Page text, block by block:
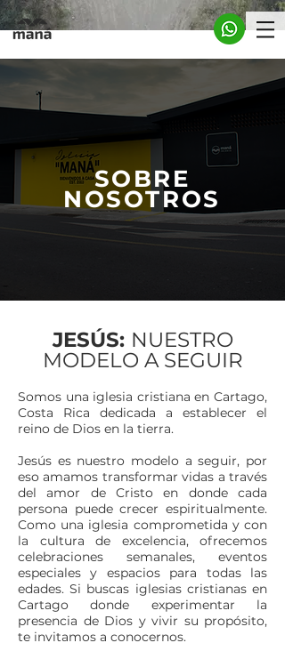
SOBRE
NOSOTROS
JESÚS: NUESTRO
MODELO A SEGUIR
Somos una iglesia cristiana en Cartago,
Costa Rica dedicada a establecer el
reino de Dios en la tierra.
Jesús es nuestro modelo a seguir, por
eso amamos transformar vidas a través
del amor de Cristo en donde cada
persona puede crecer espiritualmente.
Como una iglesia comprometida y con
la cultura de excelencia, ofrecemos
celebraciones semanales, eventos
especiales y espacios para todas las
edades. Si buscas iglesias cristianas en
Cartago donde experimentar la
presencia de Dios y vivir su propósito,
te invitamos a conocernos.